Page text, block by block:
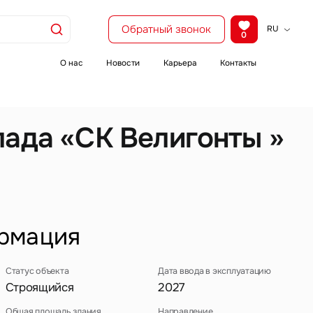
Обратный звонок 0
RU
О нас Новости Карьера Контакты
«СК Велигонты »
Статус объекта
Строящийся
Дата ввода в эксплуатацию
2027